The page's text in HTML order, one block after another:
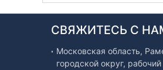
СВЯЖИТЕСЬ С
Московская область,
городской округ,